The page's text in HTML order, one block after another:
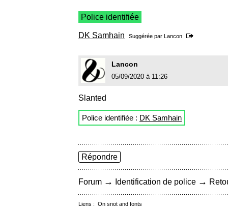
Police identifiée
DK Samhain Suggérée par Lancon
Lancon
05/09/2020 à 11:26
Slanted
Police identifiée : DK Samhain
Répondre
Forum → Identification de police →
Liens : On snot and fonts